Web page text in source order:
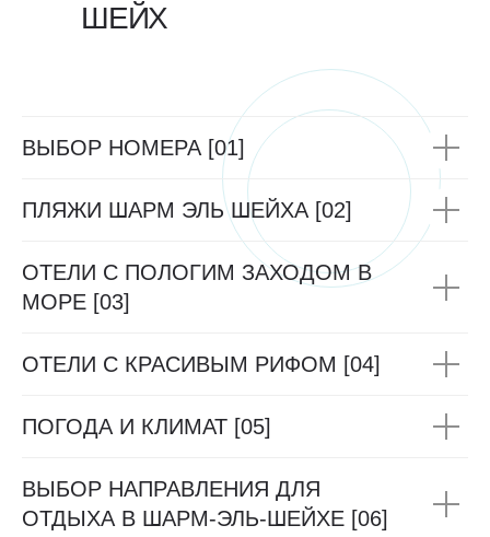
ШЕЙХ
ВЫБОР НОМЕРА [01]
ПЛЯЖИ ШАРМ ЭЛЬ ШЕЙХА [02]
ОТЕЛИ С ПОЛОГИМ ЗАХОДОМ В
МОРЕ [03]
ОТЕЛИ С КРАСИВЫМ РИФОМ [04]
ПОГОДА И КЛИМАТ [05]
ВЫБОР НАПРАВЛЕНИЯ ДЛЯ
ОТДЫХА В ШАРМ-ЭЛЬ-ШЕЙХЕ [06]